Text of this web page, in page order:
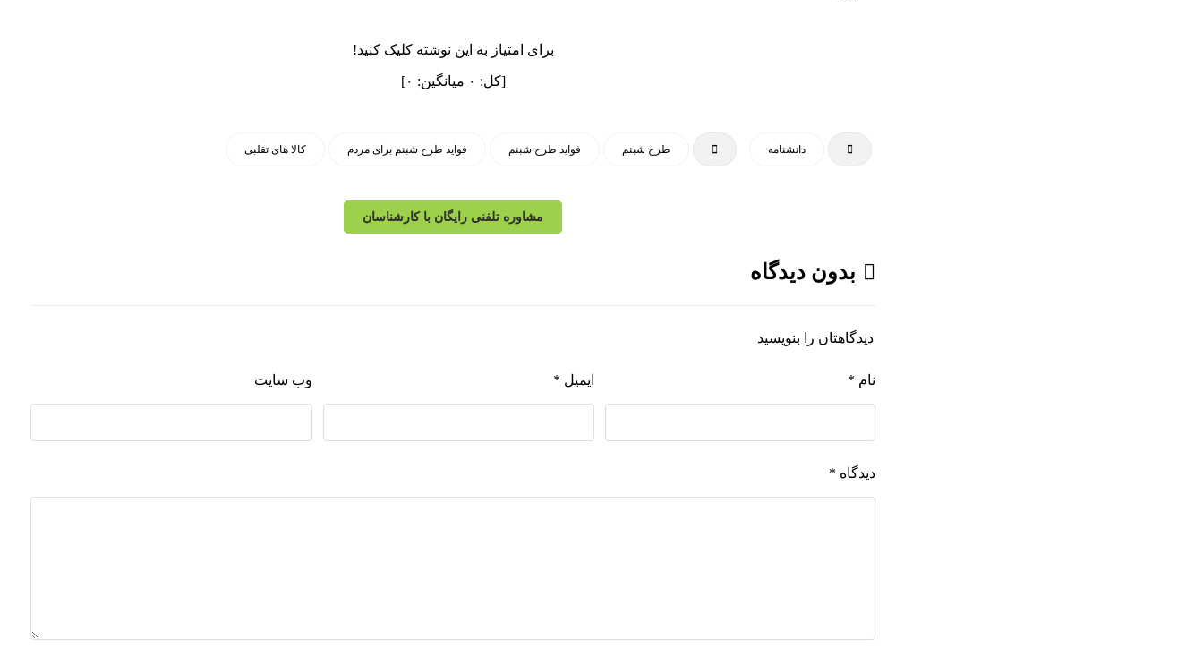
برای امتیاز به این نوشته کلیک کنید!
[کل: ۰ میانگین: ۰]
دانشنامه طرح شبنم فواید طرح شبنم فواید طرح شبنم برای مردم کالا های تقلبی
مشاوره تلفنی رایگان با کارشناسان
بدون دیدگاه
دیدگاهتان را بنویسید
نام * ایمیل * وب‌ سایت
دیدگاه *